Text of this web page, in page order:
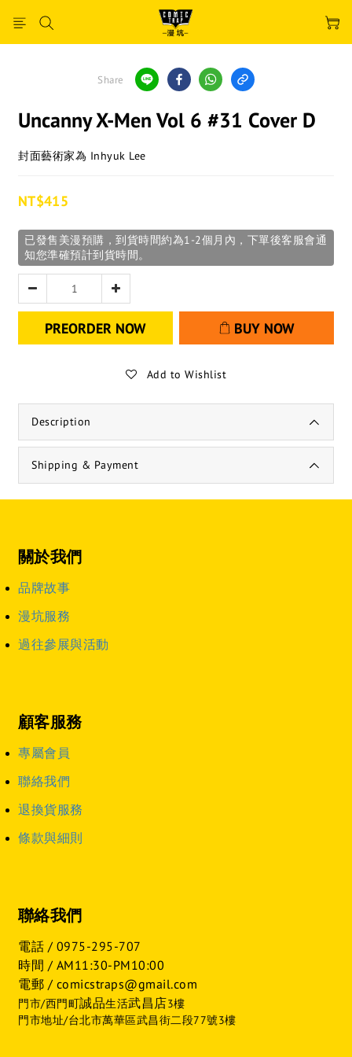
Share
Uncanny X-Men Vol 6 #31 Cover D
封面藝術家為 Inhyuk Lee
NT$415
已發售美漫預購，到貨時間約為1-2個月內，下單後客服會通
知您準確預計到貨時間。
PREORDER NOW BUY NOW
Add to Wishlist
Description
Shipping & Payment
關於我們
品牌故事
漫坑服務
過往參展與活動
顧客服務
專屬會員
聯絡我們
退換貨服務
條款與細則
聯絡我們
電話 / 0975-295-707
時間 / AM11:30-PM10:00
電郵 / comicstraps@gmail.com
門市/西門町誠品生活武昌店3樓
門市地址/台北市萬華區武昌街二段77號3樓